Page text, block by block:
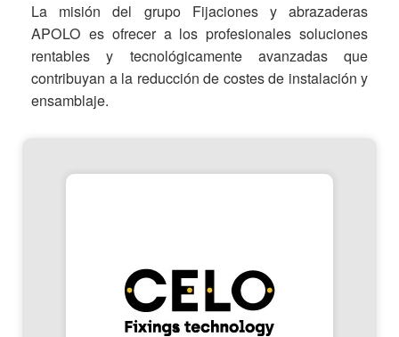
La misión del grupo Fijaciones y abrazaderas
APOLO es ofrecer a los profesionales soluciones
rentables y tecnológicamente avanzadas que
contribuyan a la reducción de costes de instalación y
ensamblaje.